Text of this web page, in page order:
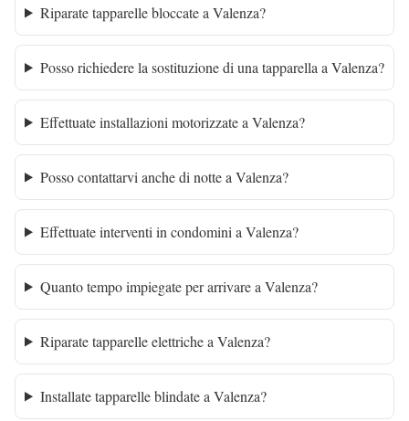
Riparate tapparelle bloccate a Valenza?
Posso richiedere la sostituzione di una tapparella a Valenza?
Effettuate installazioni motorizzate a Valenza?
Posso contattarvi anche di notte a Valenza?
Effettuate interventi in condomini a Valenza?
Quanto tempo impiegate per arrivare a Valenza?
Riparate tapparelle elettriche a Valenza?
Installate tapparelle blindate a Valenza?